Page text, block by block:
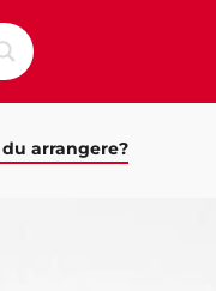
arrangere?